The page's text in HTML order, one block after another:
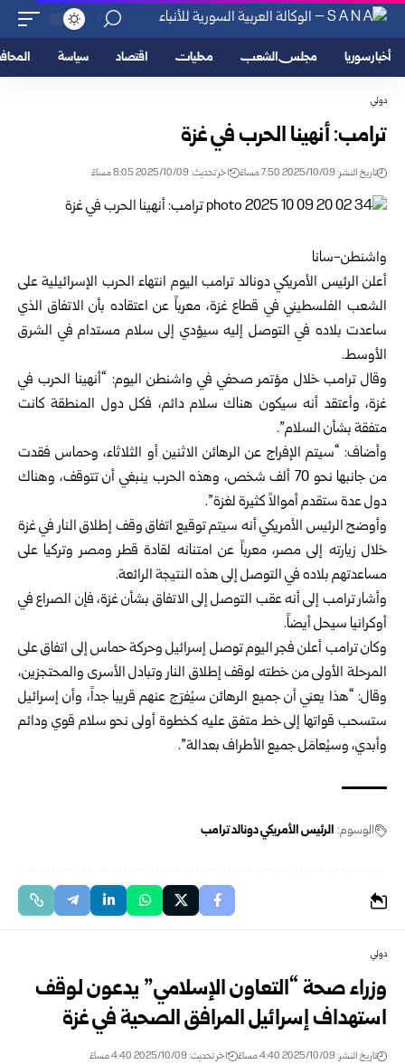
أخبار سوريا مجلس الشعب محليات اقتصاد سياسة
دولي
ترامب: أنهينا الحرب في غزة
تاريخ النشر: 2025/10/09 7:50 مساءً اخر تحديث: 2025/10/09 8:05 مساءً
واشنطن-سانا
أعلن الرئيس الأمريكي دونالد ترامب اليوم انتهاء الحرب الإسرائيلية على
الشعب الفلسطيني في قطاع غزة، معرباً عن اعتقاده بأن الاتفاق الذي
ساعدت بلاده في التوصل إليه سيؤدي إلى سلام مستدام في الشرق
الأوسط.
وقال ترامب خلال مؤتمر صحفي في واشنطن اليوم: “أنهينا الحرب في
غزة، وأعتقد أنه سيكون هناك سلام دائم، فكل دول المنطقة كانت
متفقة بشأن السلام”.
وأضاف: “سيتم الإفراج عن الرهائن الاثنين أو الثلاثاء، وحماس فقدت
من جانبها نحو 70 ألف شخص، وهذه الحرب ينبغي أن تتوقف، وهناك
دول عدة ستقدم أموالاً كثيرة لغزة”.
وأوضح الرئيس الأمريكي أنه سيتم توقيع اتفاق وقف إطلاق النار في غزة
خلال زيارته إلى مصر، معرباً عن امتنانه لقادة قطر ومصر وتركيا على
مساعدتهم بلاده في التوصل إلى هذه النتيجة الرائعة.
وأشار ترامب إلى أنه عقب التوصل إلى الاتفاق بشأن غزة، فإن الصراع في
أوكرانيا سيحل أيضاً.
وكان ترامب أعلن فجر اليوم توصل إسرائيل وحركة حماس إلى اتفاق على
المرحلة الأولى من خطته لوقف إطلاق النار وتبادل الأسرى والمحتجزين،
وقال: “هذا يعني أن جميع الرهائن سيُفرَج عنهم قريبا جداً، وأن إسرائيل
ستسحب قواتها إلى خط متفق عليه كخطوة أولى نحو سلام قوي ودائم
وأبدي، وسيُعامَل جميع الأطراف بعدالة”.
الوسوم: الرئيس الأمريكي دونالد ترامب
دولي
وزراء صحة “التعاون الإسلامي” يدعون لوقف
استهداف إسرائيل المرافق الصحية في غزة
تاريخ النشر: 2025/10/09 4:40 مساءً اخر تحديث: 2025/10/09 4:40 مساءً